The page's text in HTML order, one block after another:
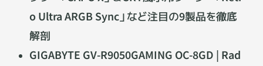
o Ultra ARGB Sync」など注目の9製品を徹底
解剖
GIGABYTE GV-R9050GAMING OC-8GD | Rad